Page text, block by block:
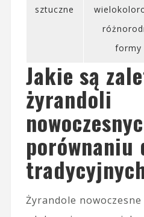
sztuczne
formy
Jakie są
żyrandoli
porównaniu
Żyrandole